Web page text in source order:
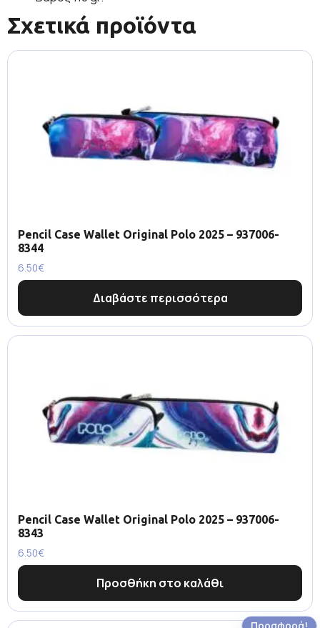
Σχετικά προϊόντα
Pencil Case Wallet Original Polo 2025 – 937006-
8344
6.50€
Διαβάστε περισσότερα
Pencil Case Wallet Original Polo 2025 – 937006-
8343
6.50€
Προσθήκη στο καλάθι